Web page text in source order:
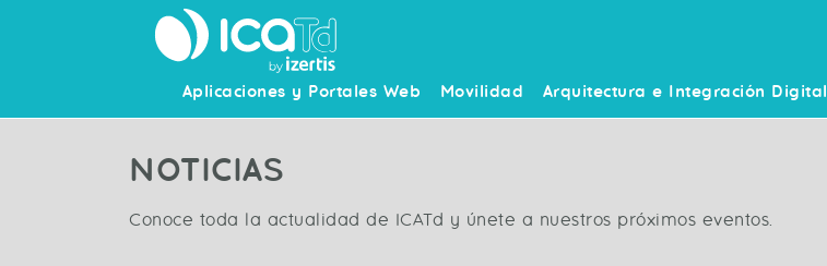
Aplicaciones y Portales Web Movilidad Arquitectura e Integración Digital
NOTICIAS
Conoce toda la actualidad de ICATd y únete a nuestros próximos eventos.